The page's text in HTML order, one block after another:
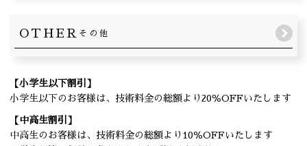
OTHER その他
【小学生以下割引】
小学生以下のお客様は、技術料金の総額より20％OFFいたします
【中高生割引】
中高生のお客様は、技術料金の総額より10％OFFいたします